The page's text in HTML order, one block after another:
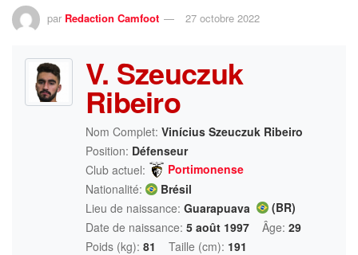
par Redaction Camfoot 27 octobre 2022
V. Szeuczuk
Ribeiro
Nom Complet: Vinícius Szeuczuk Ribeiro
Position: Défenseur
Club actuel:
Portimonense
Nationalité:
Brésil
Lieu de naissance: Guarapuava
(BR)
Date de naissance: 5 août 1997 Âge: 29
Poids (kg): 81 Taille (cm): 191